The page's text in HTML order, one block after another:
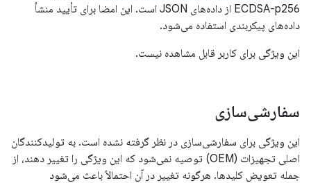
ECDSA-p256 از داده‌های JSON است. این امضا برای تأیید منشأ
داده‌های پیکربندی استفاده می‌شود.
این ویژگی برای کاربر قابل مشاهده نیست.
سفارشی‌سازی
این ویژگی برای سفارشی‌سازی در نظر گرفته نشده است. به تولیدکنندگان
اصلی تجهیزات (OEM) توصیه نمی‌شود که این ویژگی را تغییر دهند، از
جمله تعویض کلیدها. هرگونه تغییر در آن احتمالاً باعث می‌شود